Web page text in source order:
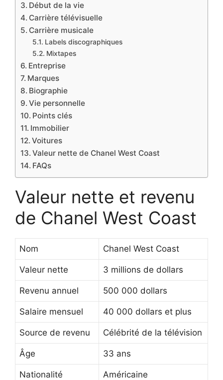
Début de la vie
Carrière télévisuelle
Carrière musicale
Labels discographiques
Mixtapes
Entreprise
Marques
Biographie
Vie personnelle
Points clés
Immobilier
Voitures
Valeur nette de Chanel West Coast
FAQs
Valeur nette et revenu
de Chanel West Coast
Nom Chanel West Coast
Valeur nette 3 millions de dollars
Revenu annuel 500 000 dollars
Salaire mensuel 40 000 dollars et plus
Source de revenu Célébrité de la télévision
Âge 33 ans
Nationalité Américaine